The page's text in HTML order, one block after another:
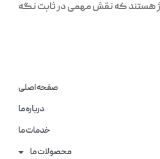
هستند که نقش مهمی در ثابت نگه
صفحه اصلی
درباره ما
خدمات ما
محصولات ما